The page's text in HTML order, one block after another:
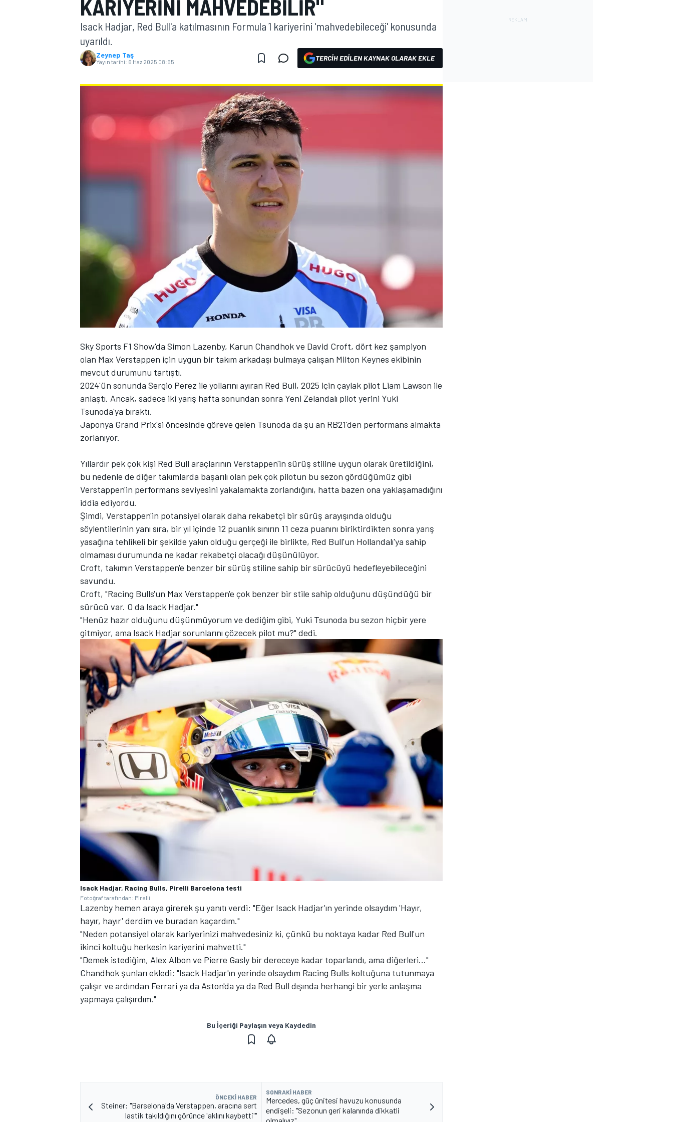
MOTOGP
TÜRK SPORCULAR
MOTOSİKLET
KARIYERINI MAHVEDEBILIR"
Isack Hadjar, Red Bull'a katılmasının Formula 1 kariyerini 'mahvedebileceği' konusunda
uyarıldı.
Zeynep Taş
Yayın tarihi: 6 Haz 2025 08:55 TERCIH EDILEN KAYNAK OLARAK EKLE
Sky Sports F1 Show'da Simon Lazenby, Karun Chandhokve David Croft, dört kez şampiyon
olan Max Verstappen için uygun bir takım arkadaşı bulmaya çalışan Milton Keynes ekibinin
mevcut durumunu tartıştı.
2024'ün sonunda Sergio Perez ile yollarını ayıran Red Bull, 2025 için çaylak pilot Liam Lawson ile
anlaştı. Ancak, sadece iki yarış hafta sonundan sonra Yeni Zelandalı pilot yerini Yuki
Tsunoda'ya bıraktı.
Japonya Grand Prix'si öncesinde göreve gelen Tsunoda da şu an RB21'den performans almakta
zorlanıyor.
Yıllardır pek çok kişi Red Bull araçlarının Verstappen'in sürüş stiline uygun olarak üretildiğini,
bu nedenle de diğer takımlarda başarılı olan pek çok pilotun bu sezon gördüğümüz gibi
Verstappen'in performans seviyesini yakalamakta zorlandığını, hatta bazen ona yaklaşamadığını
iddia ediyordu.
Şimdi, Verstappen'in potansiyel olarak daha rekabetçi bir sürüş arayışında olduğu
söylentilerinin yanı sıra, bir yıl içinde 12 puanlık sınırın 11 ceza puanını biriktirdikten sonra yarış
yasağına tehlikeli bir şekilde yakın olduğu gerçeği ile birlikte, Red Bull'un Hollandalı'ya sahip
olmaması durumunda ne kadar rekabetçi olacağı düşünülüyor.
Croft, takımın Verstappen'e benzer bir sürüş stiline sahip bir sürücüyü hedefleyebileceğini
savundu.
Croft, "Racing Bulls'un Max Verstappen'e çok benzer bir stile sahip olduğunu düşündüğü bir
sürücü var. O da Isack Hadjar."
"Henüz hazır olduğunu düşünmüyorum ve dediğim gibi, Yuki Tsunoda bu sezon hiçbir yere
gitmiyor, ama Isack Hadjar sorunlarını çözecek pilot mu?" dedi.
Isack Hadjar, Racing Bulls, Pirelli Barcelona testi
Fotoğraf tarafından: Pirelli
Lazenby hemen araya girerek şu yanıtı verdi: "Eğer Isack Hadjar'ın yerinde olsaydım 'Hayır,
hayır, hayır' derdim ve buradan kaçardım."
"Neden potansiyel olarak kariyerinizi mahvedesiniz ki, çünkü bu noktaya kadar Red Bull'un
ikinci koltuğu herkesin kariyerini mahvetti."
"Demek istediğim, Alex Albon ve Pierre Gasly bir dereceye kadar toparlandı, ama diğerleri..."
Chandhok şunları ekledi: "Isack Hadjar'ın yerinde olsaydım Racing Bulls koltuğuna tutunmaya
çalışır ve ardından Ferrari ya da Aston'da ya da Red Bull dışında herhangi bir yerle anlaşma
yapmaya çalışırdım."
Bu İçeriği Paylaşın veya Kaydedin
ÖNCEKI HABER
Steiner: "Barselona'da Verstappen, aracına sert
lastik takıldığını görünce 'aklını kaybetti'"
SONRAKI HABER
Mercedes, güç ünitesi havuzu konusunda
endişeli: "Sezonun geri kalanında dikkatli